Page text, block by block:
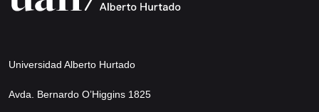
Universidad Alberto Hurtado
Avda. Bernardo O’Higgins 1825